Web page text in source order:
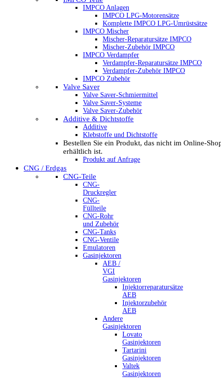
IMPCO Anlagen
IMPCO LPG-Motorensätze
Komplette IMPCO LPG-Umrüstsätze
IMPCO Mischer
Mischer-Reparatursätze IMPCO
Mischer-Zubehör IMPCO
IMPCO Verdampfer
Verdampfer-Reparatursätze IMPCO
Verdampfer-Zubehör IMPCO
IMPCO Zubehör
Valve Saver
Valve Saver-Schmiermittel
Valve Saver-Systeme
Valve Saver-Zubehör
Additive & Dichtstoffe
Additive
Klebstoffe und Dichtstoffe
Bestellen Sie ein Produkt, das nicht im Online-
erhältlich ist.
Produkt auf Anfrage
CNG / Erdgas
CNG-Teile
CNG-
Druckregler
CNG-
Füllteile
CNG-Rohr
und Zubehör
CNG-Tanks
CNG-Ventile
Emulatoren
Gasinjektoren
AEB /
VGI
Gasinjektoren
Injektorreparatursätze
AEB
Injektorzubehör
AEB
Andere
Gasinjektoren
Lovato
Gasinjektoren
Tartarini
Gasinjektoren
Valtek
Gasinjektoren